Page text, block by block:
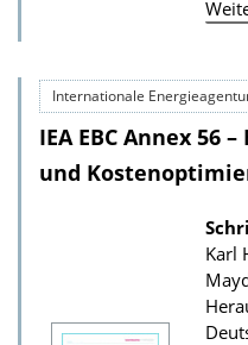
o
d
s
r
P
u
b
Internationale
IEA EBC Annex 56
und
Karl